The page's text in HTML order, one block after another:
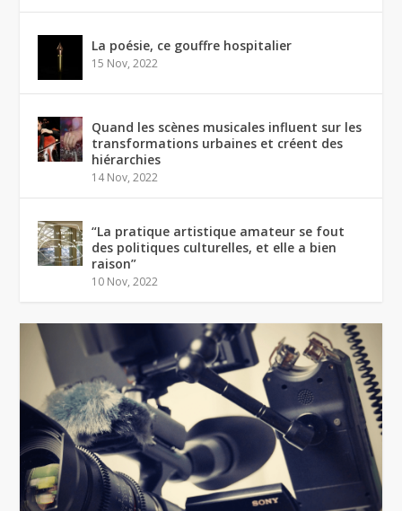
La poésie, ce gouffre hospitalier
15 Nov, 2022
Quand les scènes musicales influent sur les
transformations urbaines et créent des
hiérarchies
14 Nov, 2022
“La pratique artistique amateur se fout
des politiques culturelles, et elle a bien
raison”
10 Nov, 2022